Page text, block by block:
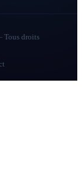
droits